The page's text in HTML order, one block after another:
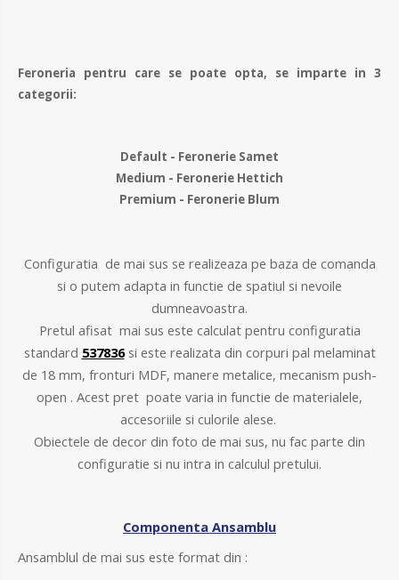
Feroneria pentru care se poate opta, se imparte in 3
categorii:
Default - Feronerie Samet
Medium - Feronerie Hettich
Premium - Feronerie Blum
Configuratia de mai sus se realizeaza pe baza de comanda
si o putem adapta in functie de spatiul si nevoile
dumneavoastra.
Pretul afisat mai sus este calculat pentru configuratia
standard 537836si este realizata din corpuri pal melaminat
de 18 mm, fronturi MDF, manere metalice, mecanism push-
open . Acest pret poate varia in functie de materialele,
accesoriile si culorile alese.
Obiectele de decor din foto de mai sus, nu fac parte din
configuratie si nu intra in calculul pretului.
Componenta Ansamblu
Ansamblul de mai sus este format din :